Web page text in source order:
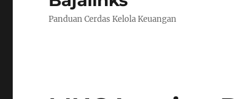
Panduan Cerdas Kelola Keuangan